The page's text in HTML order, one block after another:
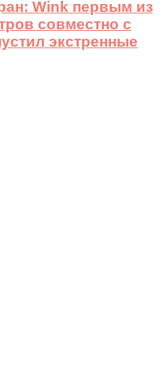
Wink первым из
совместно с
экстренные